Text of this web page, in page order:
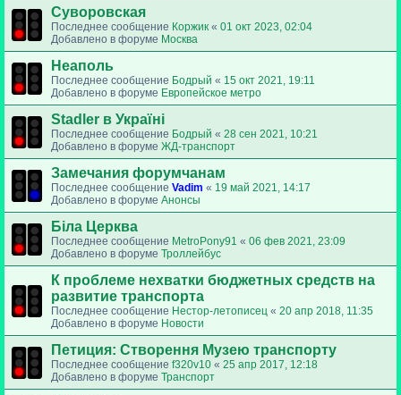
Суворовская
Последнее сообщение Коржик « 01 окт 2023, 02:04
Добавлено в форуме Москва
Неаполь
Последнее сообщение Бодрый « 15 окт 2021, 19:11
Добавлено в форуме Европейское метро
Stadler в Україні
Последнее сообщение Бодрый « 28 сен 2021, 10:21
Добавлено в форуме ЖД-транспорт
Замечания форумчанам
Последнее сообщение Vadim « 19 май 2021, 14:17
Добавлено в форуме Анонсы
Біла Церква
Последнее сообщение MetroPony91 « 06 фев 2021, 23:09
Добавлено в форуме Троллейбус
К проблеме нехватки бюджетных средств на
развитие транспорта
Последнее сообщение Нестор-летописец « 20 апр 2018, 11:35
Добавлено в форуме Новости
Петиция: Cтворення Музею транспорту
Последнее сообщение f320v10 « 25 апр 2017, 12:18
Добавлено в форуме Транспорт